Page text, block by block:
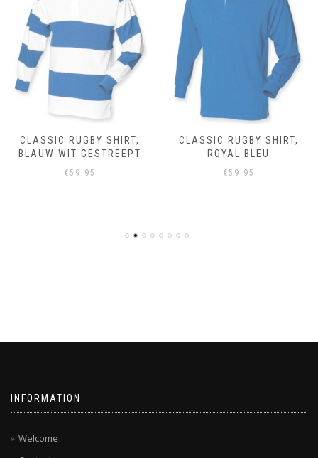
CLASSIC RUGBY SHIRT,
BLAUW WIT GESTREEPT
€59.95
CLASSIC RUGBY SHIRT,
ROYAL BLEU
€59.95
INFORMATION
Welcome